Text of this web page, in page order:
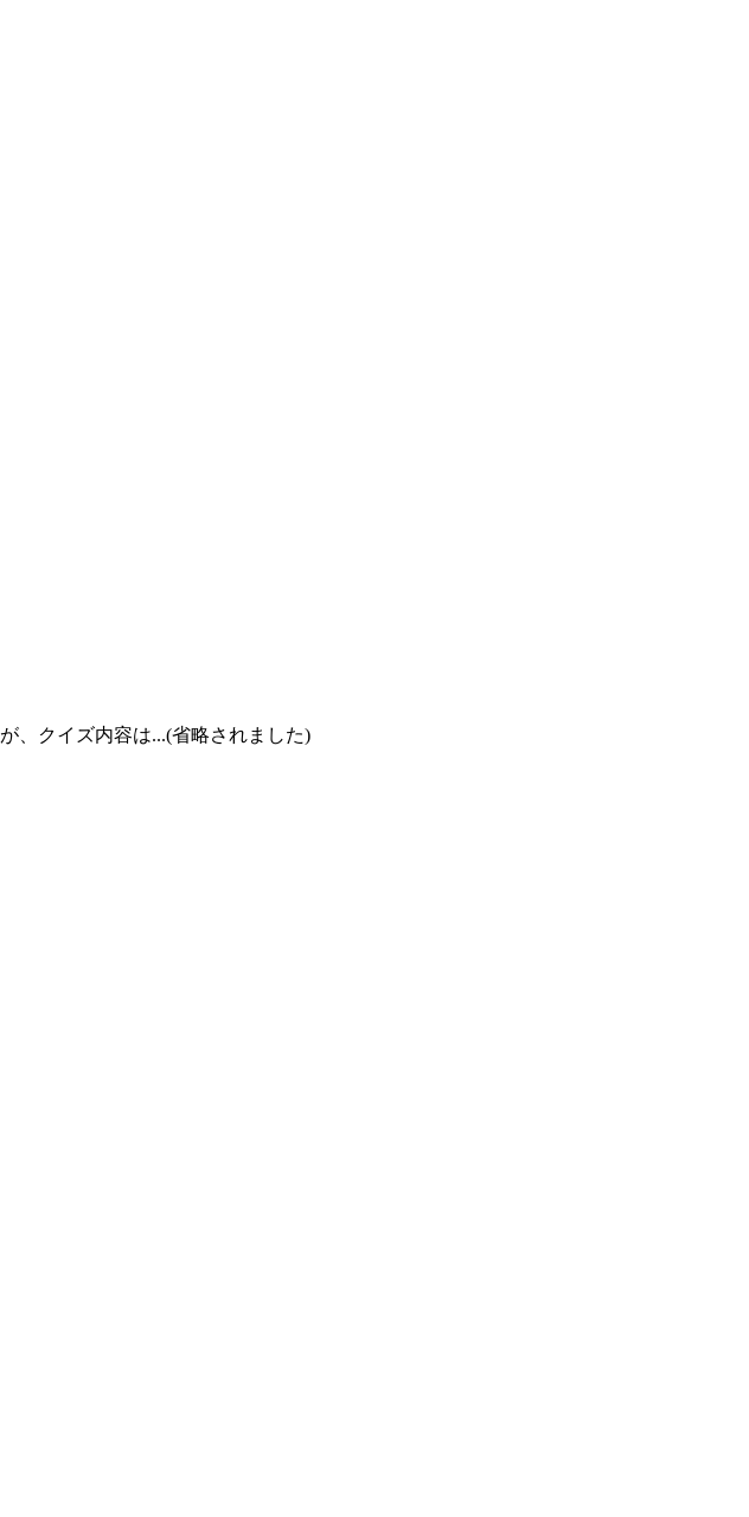
、クイズ内容は...(省略されました)